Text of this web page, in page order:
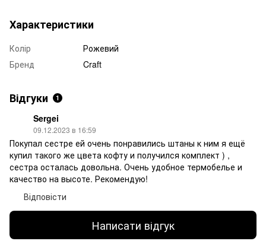
Характеристики
Колір
Рожевий
Бренд
Craft
Відгуки 1
Sergei
09.12.2023 в 16:59
Покупал сестре ей очень понравились штаны к ним я ещё
купил такого же цвета кофту и получился комплект ) ,
сестра осталась довольна. Очень удобное термобелье и
качество на высоте. Рекомендую!
Відповісти
Написати відгук